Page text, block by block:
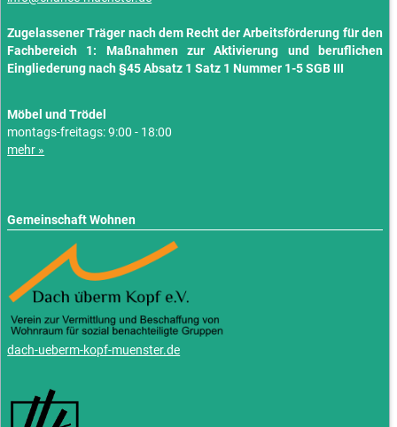
Zugelassener Träger nach dem Recht der Arbeitsförderung für den
Fachbereich 1: Maßnahmen zur Aktivierung und beruflichen
Eingliederung nach §45 Absatz 1 Satz 1 Nummer 1-5 SGB III
Möbel und Trödel
montags-freitags: 9:00 - 18:00
mehr »
Gemeinschaft Wohnen
dach-ueberm-kopf-muenster.de